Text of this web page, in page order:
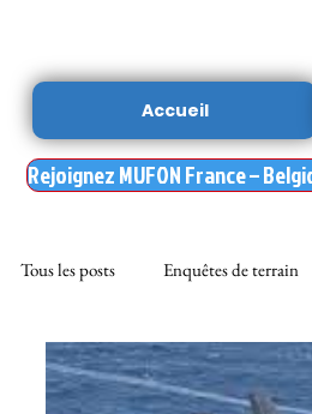
Accueil
Rejoignez MUFON France –
Tous les posts Enquêtes de terrain
sciences NOUVELLE DU